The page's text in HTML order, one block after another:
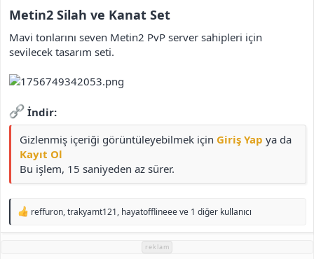
i
Metin2 Silah ve Kanat Set​
Mavi tonlarını seven Metin2 PvP server sahipleri için
sevilecek tasarım seti.
İndir:
Gizlenmiş içeriği görüntüleyebilmek için Giriş Yap ya da
Kayıt Ol
Bu işlem, 15 saniyeden az sürer.
T
p
reffuron,trakyamt121, hayatofflineeeve 1 diğer kullanıcı
reklam